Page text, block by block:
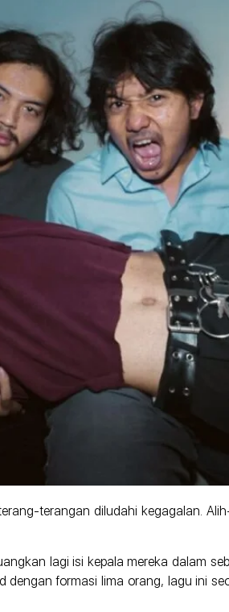
terangan diludahi kegagalan.
lagi isi kepala mereka dalam
dengan formasi lima orang, lagu ini